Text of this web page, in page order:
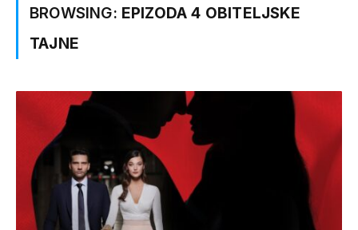
BROWSING: EPIZODA 4 OBITELJSKE
TAJNE